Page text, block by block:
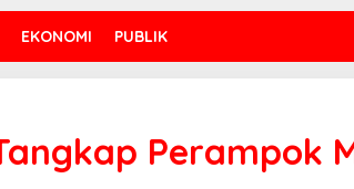
EKONOMI PUBLIK
Perampok